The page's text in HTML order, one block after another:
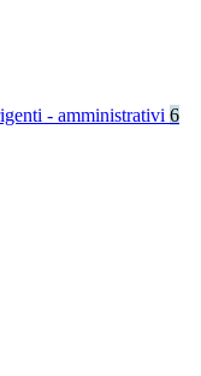
- amministrativi 6